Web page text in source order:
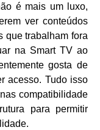
é mais um luxo,
ver conteúdos
que trabalham fora
na Smart TV ao
gosta de
acesso. Tudo isso
compatibilidade
para permitir